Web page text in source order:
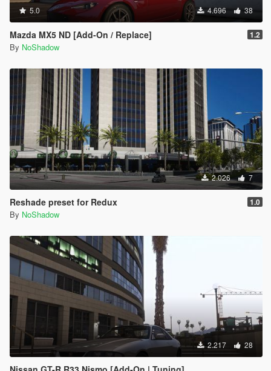
5.0 4.696 38
Mazda MX5 ND [Add-On / Replace] 1.2
By NoShadow
2.026 7
Reshade preset for Redux 1.0
By NoShadow
2.217 28